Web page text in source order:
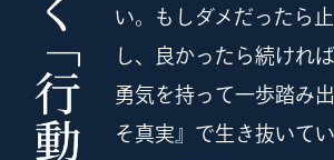
い。
もしダメだったら
し、良かったら続ければ
勇気を持って一歩踏み
そ真実』で生き抜いてい